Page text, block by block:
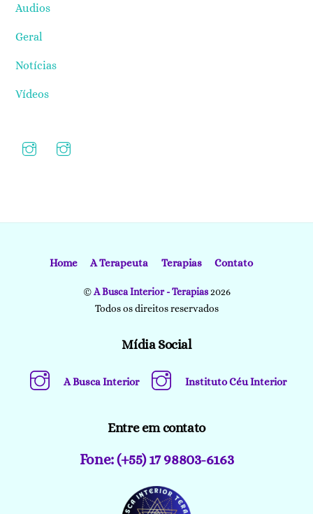
Audios
Geral
Notícias
Vídeos
Home A Terapeuta Terapias Contato
©A Busca Interior - Terapias2026
Todos os direitos reservados
Mídia Social
A Busca Interior Instituto Céu Interior
Entre em contato
Fone: (+55) 17 98803-6163